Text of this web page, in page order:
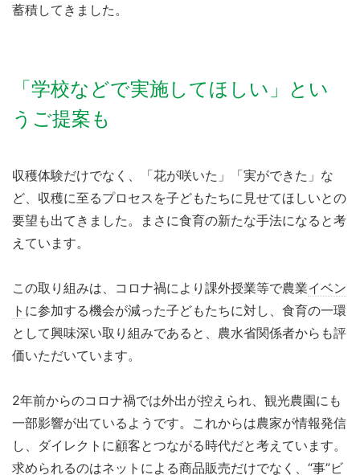
蓄積してきました。
「学校などで実施してほしい」とい
うご提案も
収穫体験だけでなく、「花が咲いた」「実ができた」な
ど、収穫に至るプロセスを子どもたちに見せてほしいとの
要望も出てきました。まさに食育の新たな手法になると考
えています。
この取り組みは、コロナ禍により課外授業等で農業イベン
ト に参加する機会が減った子どもたちに対し、食育の一環
として興味深い取り組みであると、農水省関係者からも評
価いただいています。
2年前からのコロナ禍では外出が控えられ、観光農園にも
一部影響が出ているようです。これからは農家が情報発信
し、ダイレクトに顧客とつながる時代だと考えています。
求められるのはネットによる商品販売だけでなく、“事”ビ